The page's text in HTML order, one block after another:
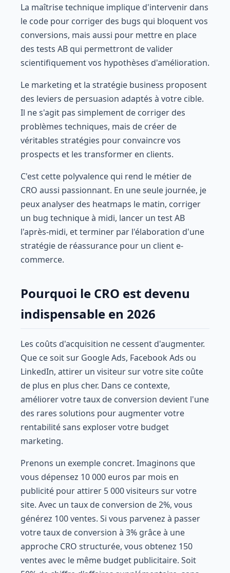
La maîtrise technique implique d'intervenir dans
le code pour corriger des bugs qui bloquent vos
conversions, mais aussi pour mettre en place
des tests AB qui permettront de valider
scientifiquement vos hypothèses d'amélioration.
Le marketing et la stratégie business proposent
des leviers de persuasion adaptés à votre cible.
Il ne s'agit pas simplement de corriger des
problèmes techniques, mais de créer de
véritables stratégies pour convaincre vos
prospects et les transformer en clients.
C'est cette polyvalence qui rend le métier de
CRO aussi passionnant. En une seule journée, je
peux analyser des heatmaps le matin, corriger
un bug technique à midi, lancer un test AB
l'après-midi, et terminer par l'élaboration d'une
stratégie de réassurance pour un client e-
commerce.
Pourquoi le CRO est devenu
indispensable en 2026
Les coûts d'acquisition ne cessent d'augmenter.
Que ce soit sur Google Ads, Facebook Ads ou
LinkedIn, attirer un visiteur sur votre site coûte
de plus en plus cher. Dans ce contexte,
améliorer votre taux de conversion devient l'une
des rares solutions pour augmenter votre
rentabilité sans exploser votre budget
marketing.
Prenons un exemple concret. Imaginons que
vous dépensez 10 000 euros par mois en
publicité pour attirer 5 000 visiteurs sur votre
site. Avec un taux de conversion de 2%, vous
générez 100 ventes. Si vous parvenez à passer
votre taux de conversion à 3% grâce à une
approche CRO structurée, vous obtenez 150
ventes avec le même budget publicitaire. Soit